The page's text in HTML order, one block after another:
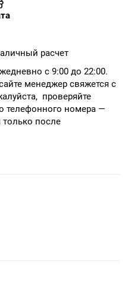
расчет
с 9:00 до 22:00.
менеджер свяжется с
проверяйте
телефонного номера —
только после